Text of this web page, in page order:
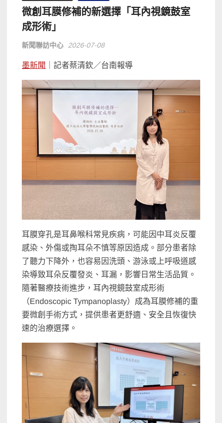
微創耳膜修補的新選擇「耳內視鏡鼓室
成形術」
新聞聯訪中心 2026-07-08
墨新聞 ｜記者蔡清欽／台南報導
耳膜穿孔是耳鼻喉科常見疾病，可能因中耳炎反覆
感染、外傷或掏耳朵不慎等原因造成。部分患者除
了聽力下降外，也容易因洗頭、游泳或上呼吸道感
染導致耳朵反覆發炎、耳漏，影響日常生活品質。
隨著醫療技術進步，耳內視鏡鼓室成形術
（Endoscopic Tympanoplasty）成為耳膜修補的重
要微創手術方式，提供患者更舒適、安全且恢復快
速的治療選擇。